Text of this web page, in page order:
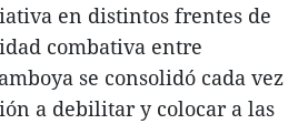
en distintos frentes de
combativa entre
se consolidó cada vez
a debilitar y colocar a las